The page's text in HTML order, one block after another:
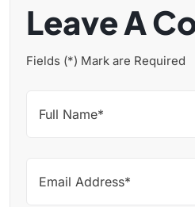
Leave A
Fields (*) Mark are Required